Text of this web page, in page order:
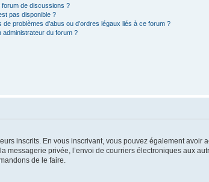
forum de discussions ?
pas disponible ?
problèmes d’abus ou d’ordres légaux liés à ce forum ?
administrateur du forum ?
inscrits. En vous inscrivant, vous pouvez également avoir
messagerie privée, l’envoi de courriers électroniques aux
de le faire.